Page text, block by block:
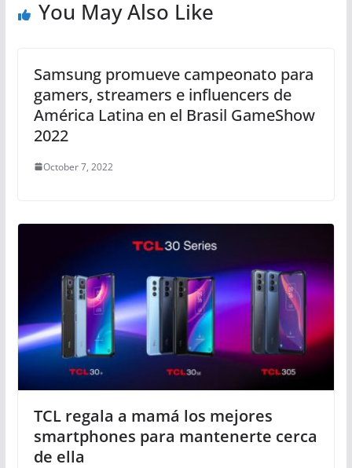
You May Also Like
Samsung promueve campeonato para
gamers, streamers e influencers de
América Latina en el Brasil GameShow
2022
October 7, 2022
TCL regala a mamá los mejores
smartphones para mantenerte cerca
de ella